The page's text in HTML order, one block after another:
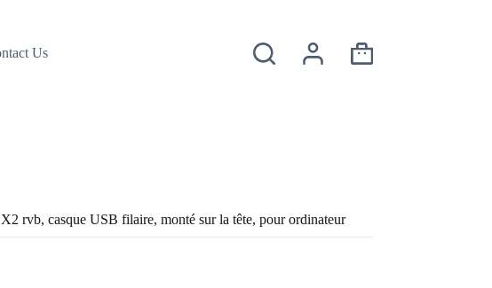
Us
Panier
rvb, casque USB filaire, monté sur la tête, pour ordinateur